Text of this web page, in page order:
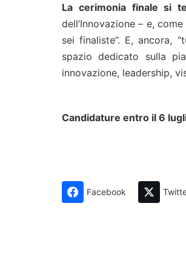
La cerimonia finale si
dell’Innovazione – e,
sei finaliste”. E, ancora,
spazio dedicato sulla
innovazione, leadership,
Candidature entro il 6
Facebook